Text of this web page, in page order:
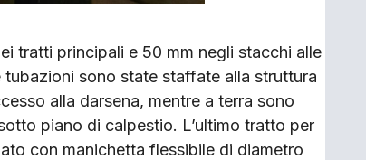
tratti principali e 50 mm negli stacchi alle
sono state staffate alla struttura
alla darsena, mentre a terra sono
piano di calpestio. L’ultimo tratto per
con manichetta flessibile di diametro